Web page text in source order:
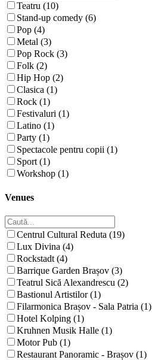
Teatru (10)
Stand-up comedy (6)
Pop (4)
Metal (3)
Pop Rock (3)
Folk (2)
Hip Hop (2)
Clasica (1)
Rock (1)
Festivaluri (1)
Latino (1)
Party (1)
Spectacole pentru copii (1)
Sport (1)
Workshop (1)
Venues
Centrul Cultural Reduta (19)
Lux Divina (4)
Rockstadt (4)
Barrique Garden Brașov (3)
Teatrul Sică Alexandrescu (2)
Bastionul Artistilor (1)
Filarmonica Brașov - Sala Patria (1)
Hotel Kolping (1)
Kruhnen Musik Halle (1)
Motor Pub (1)
Restaurant Panoramic - Brașov (1)